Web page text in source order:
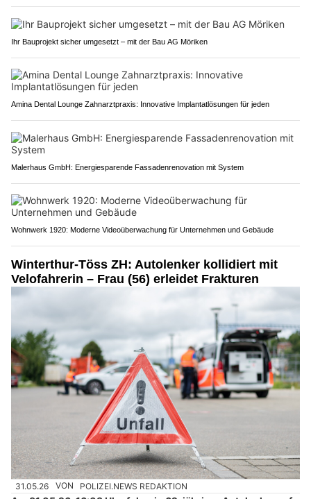
Ihr Bauprojekt sicher umgesetzt – mit der Bau AG Möriken
Amina Dental Lounge Zahnarztpraxis: Innovative Implantatlösungen für jeden
Malerhaus GmbH: Energiesparende Fassadenrenovation mit System
Wohnwerk 1920: Moderne Videoüberwachung für Unternehmen und Gebäude
Winterthur-Töss ZH: Autolenker kollidiert mit
Velofahrerin – Frau (56) erleidet Frakturen
31.05.26 VON POLIZEI.NEWS REDAKTION